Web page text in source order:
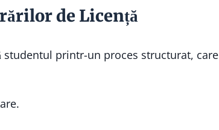
de Licență
studentul printr-un proces structurat, care